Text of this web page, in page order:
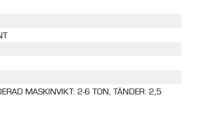
MASKINVIKT: 2-6 TON, TÄNDER: 2,5